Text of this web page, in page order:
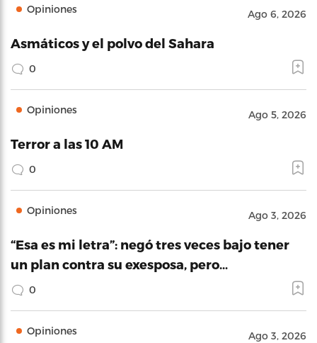
Opiniones Ago 6, 2026
Asmáticos y el polvo del Sahara
0
Opiniones Ago 5, 2026
Terror a las 10 AM
0
Opiniones Ago 3, 2026
“Esa es mi letra”: negó tres veces bajo tener
un plan contra su exesposa, pero…
0
Opiniones Ago 3, 2026